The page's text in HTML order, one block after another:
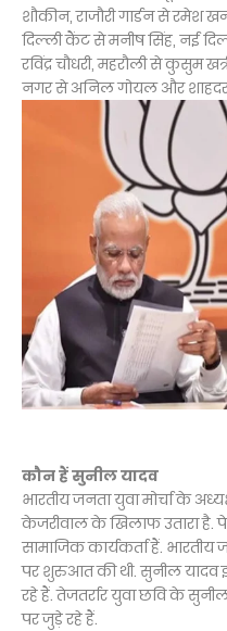
शौकीन, राजौरी गार्डन से रमेश
दिल्ली कैंट से मनीष सिंह, नई
रविंद्र चौधरी, महरौली से कुसुम
नगर से अनिल गोयल और
कौन हैं सुनील यादव
भारतीय जनता युवा मोर्चा के
केजरीवाल के खिलाफ उतारा
सामाजिक कार्यकर्ता हैं. भारतीय
पर शुरुआत की थी. सुनील यादव
रहे हैं. तेजतर्रार युवा छवि के
पर जुड़े रहे हैं.